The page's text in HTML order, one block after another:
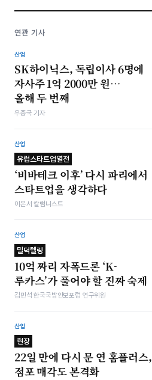
연관 기사
산업
SK하이닉스, 독립이사 6명에
자사주 1억 2000만 원…
올해 두 번째
우종국 기자
산업
유럽스타트업열전
‘비바테크 이후’ 다시 파리에서
스타트업을 생각하다
이은서 칼럼니스트
산업
밀덕텔링
10억 짜리 자폭드론 ‘K-
루카스’가 풀어야 할 진짜 숙제
김민석 한국국방안보포럼 연구위원
산업
현장
22일 만에 다시 문 연 홈플러스,
점포 매각도 본격화